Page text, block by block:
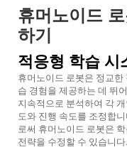
휴머노이드
하기
적응형 학습 시
휴머노이드 로봇은 정교
습 경험을 제공하는 데 뛰
지속적으로 분석하여 각
도와 진행 속도를 조정합
로써 휴머노이드 로봇은
전략을 수정할 수 있습니다.